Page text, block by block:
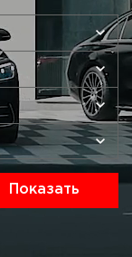
Показать